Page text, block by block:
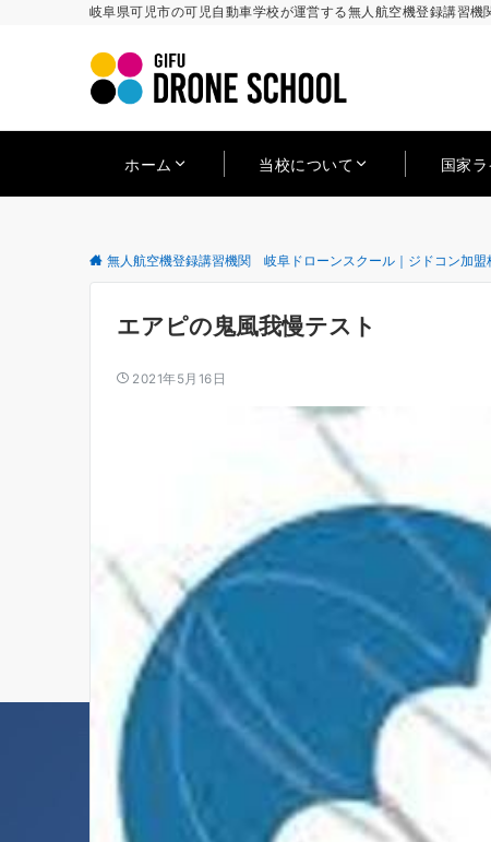
岐阜県可児市の可児自動車学校が運営する無人航空機登録講習
ホーム 当校について 国家
無人航空機登録講習機関 岐阜ドローンスクール｜ジドコン加盟
エアピの鬼風我慢テスト
2021年5月16日